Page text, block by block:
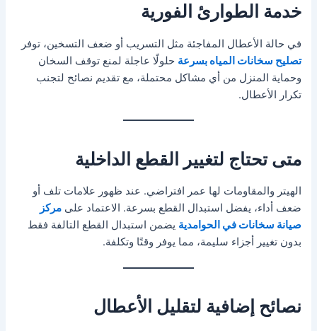
خدمة الطوارئ الفورية
في حالة الأعطال المفاجئة مثل التسريب أو ضعف التسخين، توفر
تصليح سخانات المياه بسرعة حلولًا عاجلة لمنع توقف السخان
وحماية المنزل من أي مشاكل محتملة، مع تقديم نصائح لتجنب
تكرار الأعطال.
متى تحتاج لتغيير القطع الداخلية
الهيتر والمقاومات لها عمر افتراضي. عند ظهور علامات تلف أو
ضعف أداء، يفضل استبدال القطع بسرعة. الاعتماد علىمركز
صيانة سخانات في الحوامدية يضمن استبدال القطع التالفة فقط
بدون تغيير أجزاء سليمة، مما يوفر وقتًا وتكلفة.
نصائح إضافية لتقليل الأعطال